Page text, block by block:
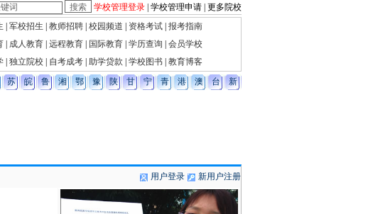
学校管理登录| 学校管理申请| 更多院校
军校招生 教师招聘| 校园频道 资格考试| 报考指南
| 成人教育| 远程教育| 国际教育| 学历查询
会员学校
| 独立院校| 自考成考| 助学贷款 学校图书| 教育博客
苏 皖 鲁 湘 鄂 豫 陕 甘 宁 青 港 澳 台 新
用户登录 新用户注册